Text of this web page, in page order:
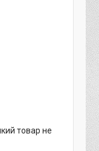
товар не